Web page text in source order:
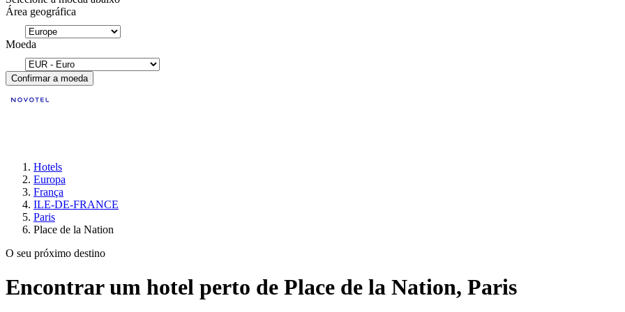
Área geográfica
Moeda
Confirmar a moeda
Hotels
Europa
França
ILE-DE-FRANCE
Paris
Place de la Nation
O seu próximo destino
Encontrar um hotel perto de Place de la Nation, Paris